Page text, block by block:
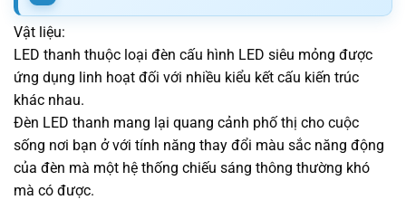
Vật liệu:
LED thanh thuộc loại đèn cấu hình LED siêu mỏng được
ứng dụng linh hoạt đối với nhiều kiểu kết cấu kiến trúc
khác nhau.
Đèn LED thanh mang lại quang cảnh phố thị cho cuộc
sống nơi bạn ở với tính năng thay đổi màu sắc năng động
của đèn mà một hệ thống chiếu sáng thông thường khó
mà có được.